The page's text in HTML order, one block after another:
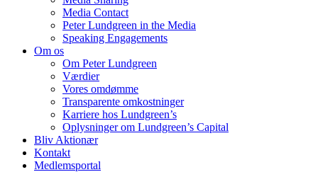
Media Contact
Peter Lundgreen in the Media
Speaking Engagements
Om os
Om Peter Lundgreen
Værdier
Vores omdømme
Transparente omkostninger
Karriere hos Lundgreen’s
Oplysninger om Lundgreen’s Capital
Bliv Aktionær
Kontakt
Medlemsportal